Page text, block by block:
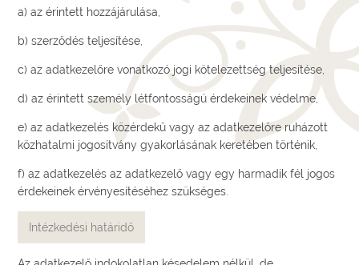
a) az érintett hozzájárulása,
b) szerződés teljesítése,
c) az adatkezelőre vonatkozó jogi kötelezettség teljesítése,
d) az érintett személy létfontosságú érdekeinek védelme,
e) az adatkezelés közérdekű vagy az adatkezelőre ruházott
közhatalmi jogosítvány gyakorlásának keretében történik,
f) az adatkezelés az adatkezelő vagy egy harmadik fél jogos
érdekeinek érvényesítéséhez szükséges.
Intézkedési határidő